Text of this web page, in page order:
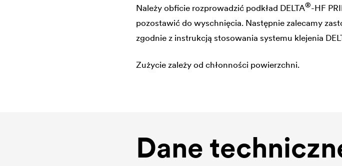
Należy obficie rozprowadzić podkład DELTA®-HF
pozostawić do wyschnięcia. Następnie zalecamy
zgodnie z instrukcją stosowania systemu klejenia
Zużycie zależy od chłonności powierzchni.
Dane